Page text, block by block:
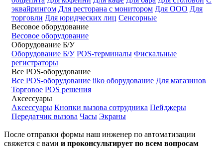
эквайрингом Для ресторана с монитором Для ООО Для
торговли Для юридческих лиц Сенсорные
Весовое оборудование
Весовое оборудование
Оборудование Б/У
Оборудование Б/У POS-терминалы Фискальные
регистраторы
Все POS-оборудование
Все POS-оборудование iiko оборудование Для магазинов
Торговое POS решения
Аксессуары
Аксессуары Кнопки вызова сотрудника Пейджеры
Передатчик вызова Часы Экраны
После отправки формы наш инженер по автоматизации
свяжется с вами и проконсультирует по всем вопросам